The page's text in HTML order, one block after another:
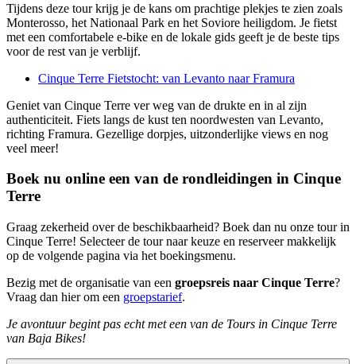
Tijdens deze tour krijg je de kans om prachtige plekjes te zien zoals
Monterosso, het Nationaal Park en het Soviore heiligdom. Je fietst
met een comfortabele e-bike en de lokale gids geeft je de beste tips
voor de rest van je verblijf.
Cinque Terre Fietstocht: van Levanto naar Framura
Geniet van Cinque Terre ver weg van de drukte en in al zijn
authenticiteit. Fiets langs de kust ten noordwesten van Levanto,
richting Framura. Gezellige dorpjes, uitzonderlijke views en nog
veel meer!
Boek nu online een van de rondleidingen in Cinque
Terre
Graag zekerheid over de beschikbaarheid? Boek dan nu onze tour in
Cinque Terre! Selecteer de tour naar keuze en reserveer makkelijk
op de volgende pagina via het boekingsmenu.
Bezig met de organisatie van een groepsreis naar Cinque Terre?
Vraag dan hier om een groepstarief.
Je avontuur begint pas echt met een van de Tours in Cinque Terre
van Baja Bikes!